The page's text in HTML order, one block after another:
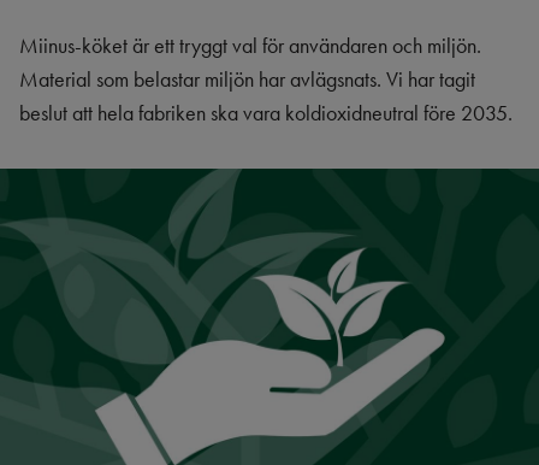
Miinus-köket är ett tryggt val för användaren och miljön.
Material som belastar miljön har avlägsnats. Vi har tagit
beslut att hela fabriken ska vara koldioxidneutral före 2035.